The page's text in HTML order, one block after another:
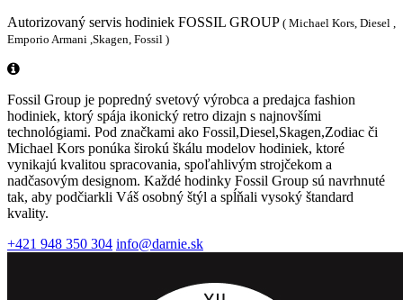
Autorizovaný servis hodiniek FOSSIL GROUP ( Michael Kors, Diesel ,
Emporio Armani ,Skagen, Fossil )
Fossil Group je popredný svetový výrobca a predajca fashion
hodiniek, ktorý spája ikonický retro dizajn s najnovšími
technológiami. Pod značkami ako Fossil,Diesel,Skagen,Zodiac či
Michael Kors ponúka širokú škálu modelov hodiniek, ktoré
vynikajú kvalitou spracovania, spoľahlivým strojčekom a
nadčasovým designom. Každé hodinky Fossil Group sú navrhnuté
tak, aby podčiarkli Váš osobný štýl a spĺňali vysoký štandard
kvality.
+421 948 350 304 info@darnie.sk